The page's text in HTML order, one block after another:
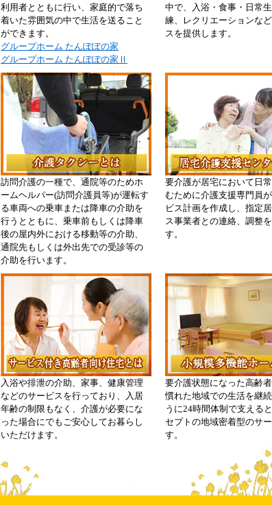
利用者とともに行い、家庭的で落ち
着いた雰囲気の中で生活を送ること
ができます。
グループホーム たんぽぽの家
グループホーム たんぽぽの家Ⅱ
中で、入浴・食事・日常
練、レクリエーションな
スを提供します。
訪問介護の一種で、通院等のためホ
ームヘルパー(訪問介護員等)が運転す
る車両への乗車または降車の介助を
行うとともに、乗車前もしくは降車
後の屋内外における移動等の介助、
通院先もしくは外出先での受診等の
介助を行います。
要介護が居宅において日
むために介護支援専門員
ビス計画を作成し、指定
ス事業者との連絡、調整
す。
入浴や排泄の介助、家事、健康管理
などのサービスを行っており、入居
年齢の制限もなく、介護が必要にな
った場合にでもご安心してお暮らし
いただけます。
要介護状態になった高齢
慣れた地域での生活を継
うに24時間体制で支える
セプトの地域密着型のサ
す。